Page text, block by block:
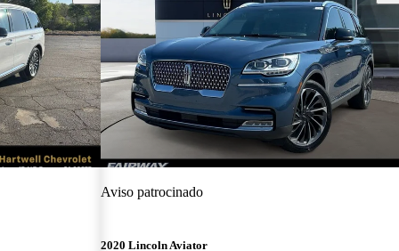
Aviso patrocinado
2020 Lincoln Aviator